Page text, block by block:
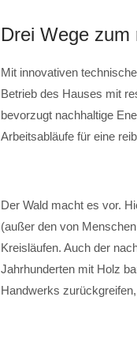
Drei Wege zum
Mit innovativen
Betrieb des Hauses mit
bevorzugt nachhaltige
Arbeitsabläufe für eine
Der Wald macht es vor.
(außer den von
Kreisläufen. Auch der
Jahrhunderten mit Holz
Handwerks